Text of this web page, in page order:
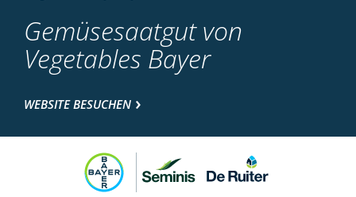
Gemüsesaatgut von
Vegetables Bayer
WEBSITE BESUCHEN